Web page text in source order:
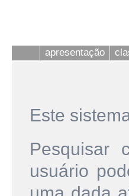
apresentação
Este
Pesquisar
usuário